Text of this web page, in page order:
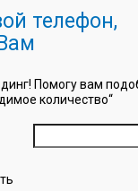
телефон,
Помогу вам
количество“